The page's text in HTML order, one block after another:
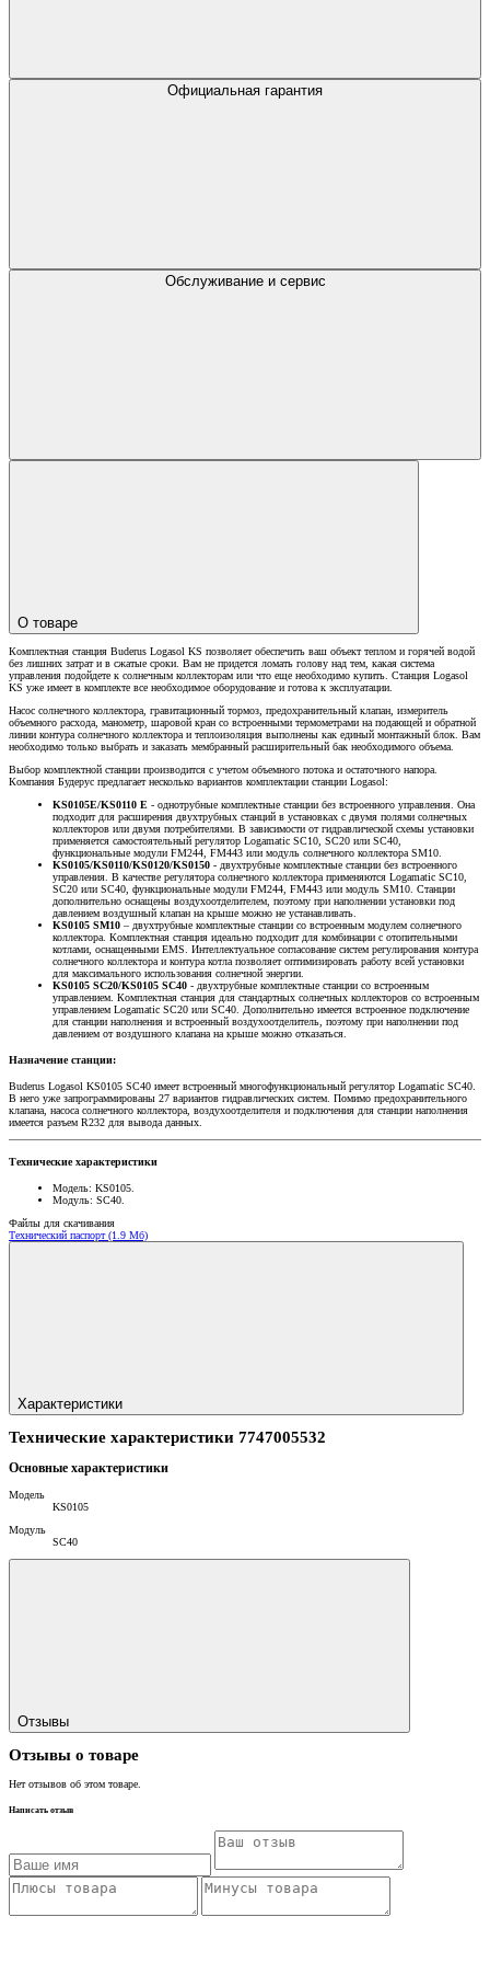
Официальная гарантия
Обслуживание и сервис
О товаре
Комплектная станция Buderus Logasol KS позволяет обеспечить ваш объект теплом и горячей водой
без лишних затрат и в сжатые сроки. Вам не придется ломать голову над тем, какая система
управления подойдете к солнечным коллекторам или что еще необходимо купить. Станция Logasol
KS уже имеет в комплекте все необходимое оборудование и готова к эксплуатации.
Насос солнечного коллектора, гравитационный тормоз, предохранительный клапан, измеритель
объемного расхода, манометр, шаровой кран со встроенными термометрами на подающей и обратной
линии контура солнечного коллектора и теплоизоляция выполнены как единый монтажный блок. Вам
необходимо только выбрать и заказать мембранный расширительный бак необходимого объема.
Выбор комплектной станции производится с учетом объемного потока и остаточного напора.
Компания Будерус предлагает несколько вариантов комплектации станции Logasol:
KS0105E/KS0110 E - однотрубные комплектные станции без встроенного управления. Она
подходит для расширения двухтрубных станций в установках с двумя полями солнечных
коллекторов или двумя потребителями. В зависимости от гидравлической схемы установки
применяется самостоятельный регулятор Logamatic SC10, SC20 или SC40,
функциональные модули FM244, FM443 или модуль солнечного коллектора SM10.
KS0105/KS0110/KS0120/KS0150 - двухтрубные комплектные станции без встроенного
управления. В качестве регулятора солнечного коллектора применяются Logamatic SC10,
SC20 или SC40, функциональные модули FM244, FM443 или модуль SM10. Станции
дополнительно оснащены воздухоотделителем, поэтому при наполнении установки под
давлением воздушный клапан на крыше можно не устанавливать.
KS0105 SM10 – двухтрубные комплектные станции со встроенным модулем солнечного
коллектора. Комплектная станция идеально подходит для комбинации с отопительными
котлами, оснащенными EMS. Интеллектуальное согласование систем регулирования контура
солнечного коллектора и контура котла позволяет оптимизировать работу всей установки
для максимального использования солнечной энергии.
KS0105 SC20/KS0105 SC40 - двухтрубные комплектные станции со встроенным
управлением. Комплектная станция для стандартных солнечных коллекторов со встроенным
управлением Logamatic SC20 или SC40. Дополнительно имеется встроенное подключение
для станции наполнения и встроенный воздухоотделитель, поэтому при наполнении под
давлением от воздушного клапана на крыше можно отказаться.
Назначение станции:
Buderus Logasol KS0105 SC40 имеет встроенный многофункциональный регулятор Logamatic SC40.
В него уже запрограммированы 27 вариантов гидравлических систем. Помимо предохранительного
клапана, насоса солнечного коллектора, воздухоотделителя и подключения для станции наполнения
имеется разъем R232 для вывода данных.
Технические характеристики
Модель: KS0105.
Модуль: SC40.
Файлы для скачивания
Технический паспорт (1.9 Мб)
Характеристики
Технические характеристики 7747005532
Основные характеристики
Модель
KS0105
Модуль
SC40
Отзывы
Отзывы о товаре
Нет отзывов об этом товаре.
Написать отзыв